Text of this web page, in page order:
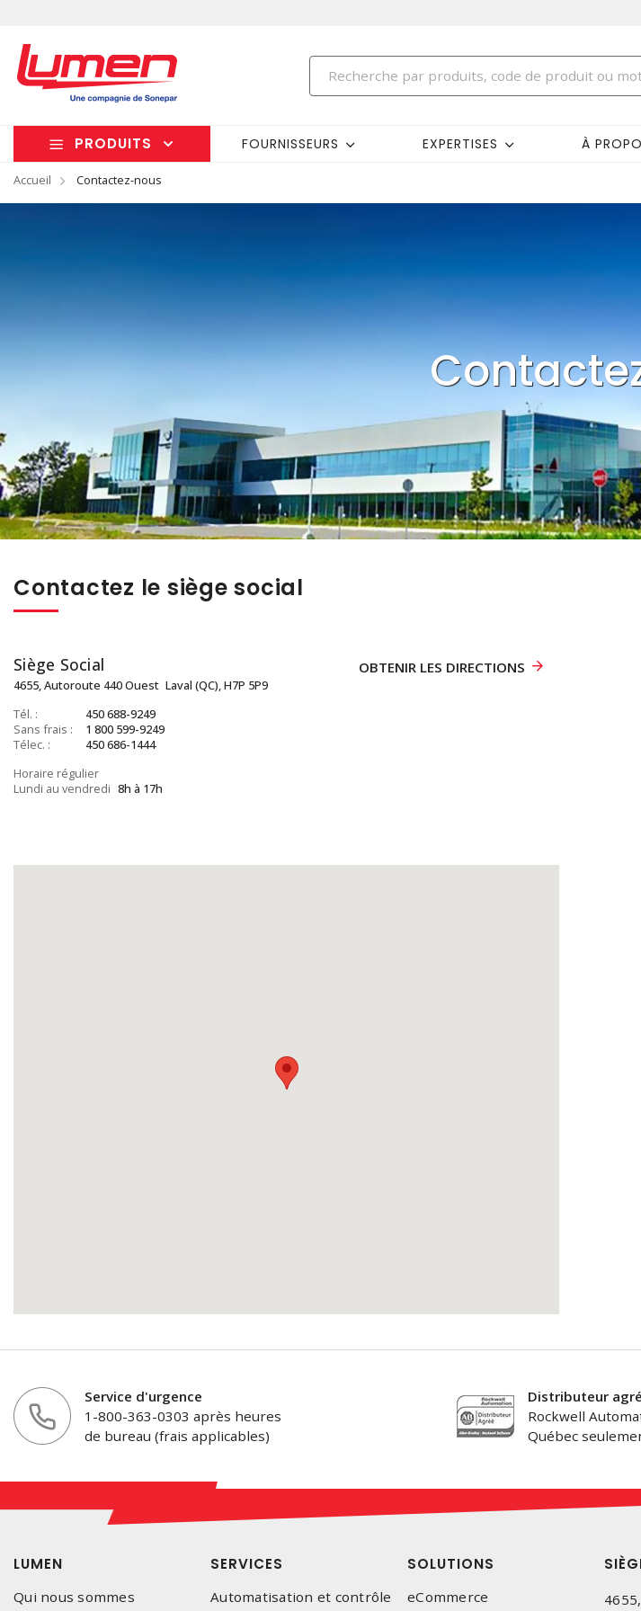
PRODUITS FOURNISSEURS EXPERTISES À
Accueil Contactez-nous
Contactez le siège social
Siège Social
4655, Autoroute 440 Ouest Laval (QC), H7P 5P9
OBTENIR LES DIRECTIONS
Tél. :
450 688-9249
Sans frais :
1 800 599-9249
Télec. :
450 686-1444
Horaire régulier
Lundi au vendredi 8h à 17h
Service d'urgence
1-800-363-0303 après heures
de bureau (frais applicables)
Distributeur
Rockwell
Québec
LUMEN
Qui nous sommes
SERVICES
Automatisation et contrôle
SOLUTIONS
eCommerce